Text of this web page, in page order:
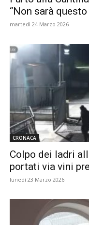
“Non sarà
martedì 24 Marzo 2026
CRONACA
Colpo dei ladri
portati via vini
lunedì 23 Marzo 2026